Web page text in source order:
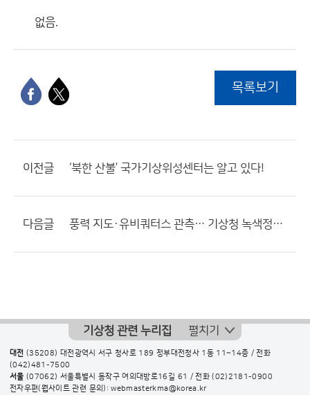
없음.
목록보기
이전글 ‘북한 산불’ 국가기상위성센터는 알고 있다!
다음글 풍력 지도·유비쿼터스 관측… 기상청 녹색정책 ‘주목’
기상청 관련 누리집 펼치기
대전 (35208) 대전광역시 서구 청사로 189 정부대전청사 1동 11~14층 / 전화
(042)481-7500
서울 (07062) 서울특별시 동작구 여의대방로16길 61 / 전화(02)2181-0900
전자우편(웹사이트 관련 문의): webmasterkma@korea.kr